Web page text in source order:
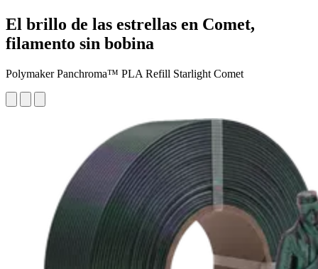
El brillo de las estrellas en Comet,
filamento sin bobina
Polymaker Panchroma™ PLA Refill Starlight Comet